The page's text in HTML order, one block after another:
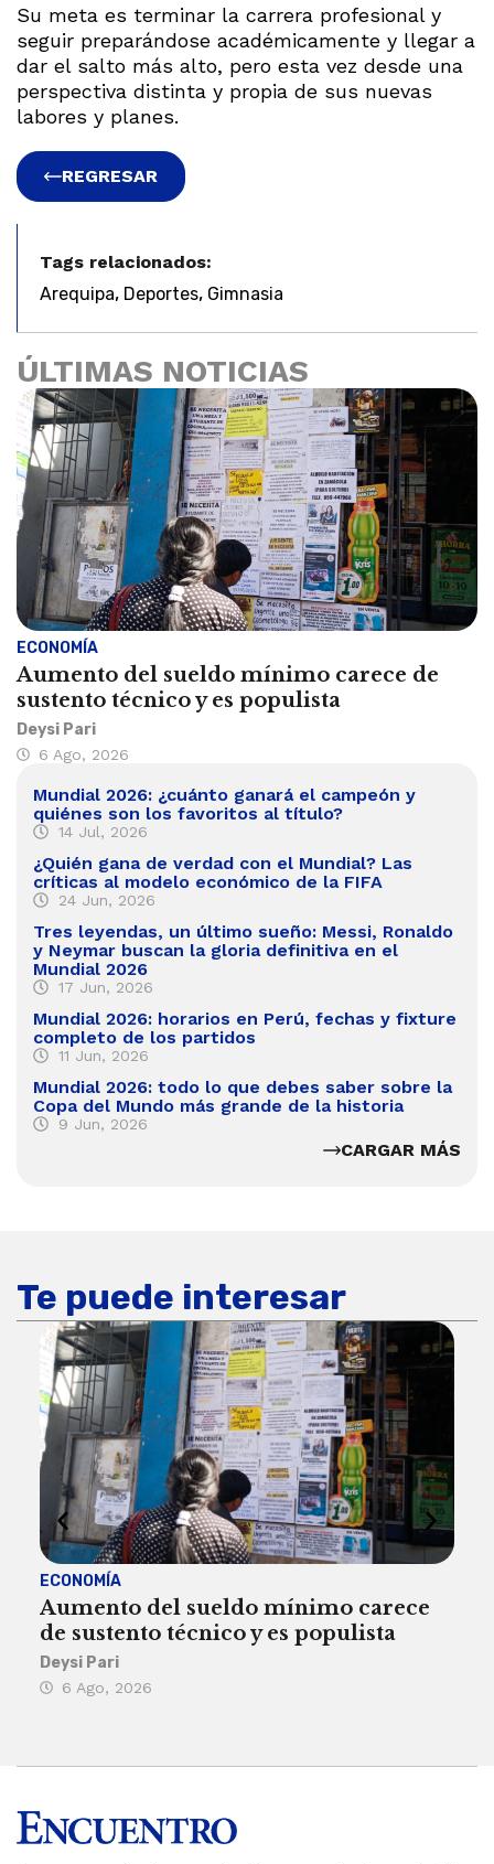
Su meta es terminar la carrera profesional y
seguir preparándose académicamente y llegar a
dar el salto más alto, pero esta vez desde una
perspectiva distinta y propia de sus nuevas
labores y planes.
REGRESAR
Tags relacionados:
Arequipa, Deportes, Gimnasia
ÚLTIMAS NOTICIAS
ECONOMÍA
Aumento del sueldo mínimo carece de
sustento técnico y es populista
Deysi Pari
6 Ago, 2026
Mundial 2026: ¿cuánto ganará el campeón y
quiénes son los favoritos al título?
14 Jul, 2026
¿Quién gana de verdad con el Mundial? Las
críticas al modelo económico de la FIFA
24 Jun, 2026
Tres leyendas, un último sueño: Messi, Ronaldo
y Neymar buscan la gloria definitiva en el
Mundial 2026
17 Jun, 2026
Mundial 2026: horarios en Perú, fechas y fixture
completo de los partidos
11 Jun, 2026
Mundial 2026: todo lo que debes saber sobre la
Copa del Mundo más grande de la historia
9 Jun, 2026
CARGAR MÁS
Te puede interesar
ECONOMÍA
Aumento del sueldo mínimo carece
de sustento técnico y es populista
Deysi Pari
6 Ago, 2026